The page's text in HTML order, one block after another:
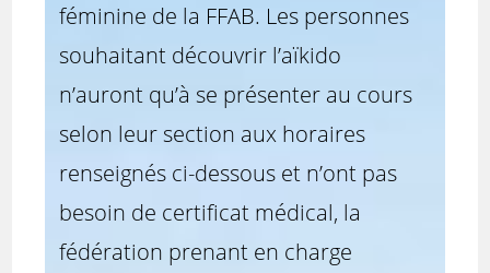
féminine de la FFAB. Les personnes
souhaitant découvrir l’aïkido
n’auront qu’à se présenter au cours
selon leur section aux horaires
renseignés ci-dessous et n’ont pas
besoin de certificat médical, la
fédération prenant en charge